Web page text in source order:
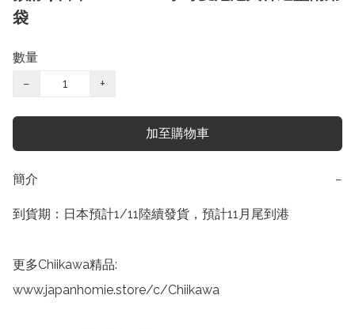
袋
數量
−
+
加至購物車
簡介 −
到貨期：日本預計1/11陸續發貨，預計11月尾到港
更多Chiikawa精品:
www.japanhomie.store/c/Chiikawa